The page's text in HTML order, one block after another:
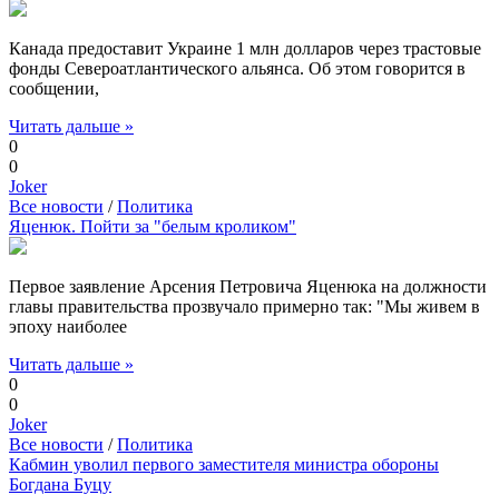
Канада предоставит Украине 1 млн долларов через трастовые
фонды Североатлантического альянса. Об этом говорится в
сообщении,
Читать дальше »
0
0
Joker
Все новости /Политика
Яценюк. Пойти за "белым кроликом"
Первое заявление Арсения Петровича Яценюка на должности
главы правительства прозвучало примерно так: "Мы живем в
эпоху наиболее
Читать дальше »
0
0
Joker
Все новости /Политика
Кабмин уволил первого заместителя министра обороны
Богдана Буцу